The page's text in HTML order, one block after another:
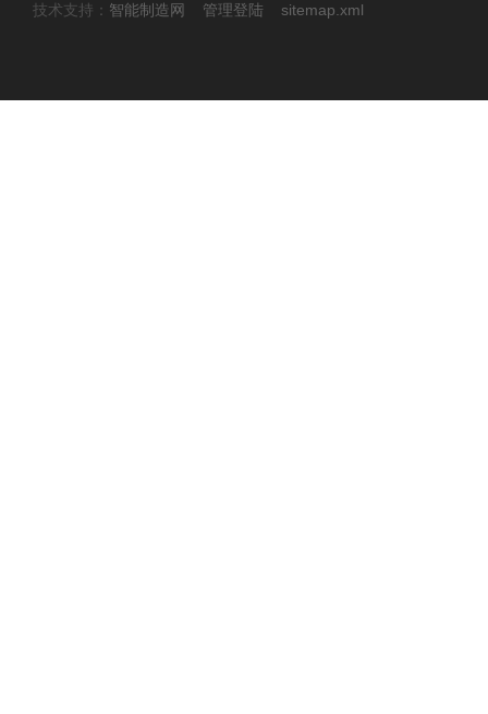
技术支持： 智能制造网 管理登陆 sitemap.xml